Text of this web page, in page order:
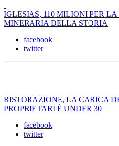
IGLESIAS, 110 MILIONI PER
MINERARIA DELLA STORIA
facebook
twitter
RISTORAZIONE, LA CARICA
PROPRIETARI È UNDER 30
facebook
twitter